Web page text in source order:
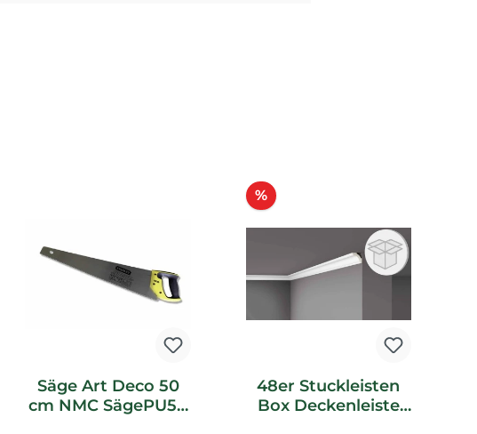
Säge Art Deco 50
cm NMC SägePU50
%Rabatt
48er Stuckleisten
Box Deckenleiste